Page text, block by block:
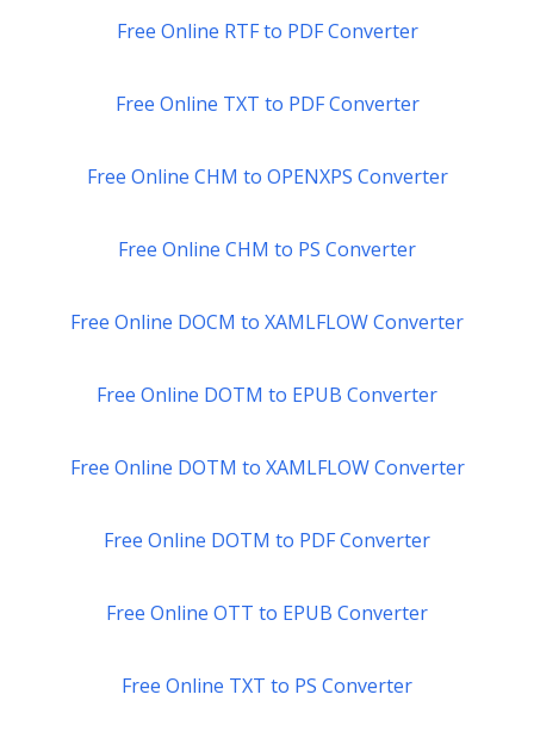
Free Online RTF to PDF Converter
Free Online TXT to PDF Converter
Free Online CHM to OPENXPS Converter
Free Online CHM to PS Converter
Free Online DOCM to XAMLFLOW Converter
Free Online DOTM to EPUB Converter
Free Online DOTM to XAMLFLOW Converter
Free Online DOTM to PDF Converter
Free Online OTT to EPUB Converter
Free Online TXT to PS Converter